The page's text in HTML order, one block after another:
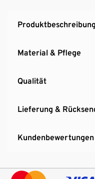
Produktbeschreibung
Material & Pflege
Qualität
Lieferung &
Kundenbewertungen